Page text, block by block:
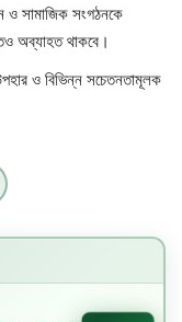
ও সামাজিক সংগঠনকে
অব্যাহত থাকবে।
ও বিভিন্ন সচেতনতামূলক